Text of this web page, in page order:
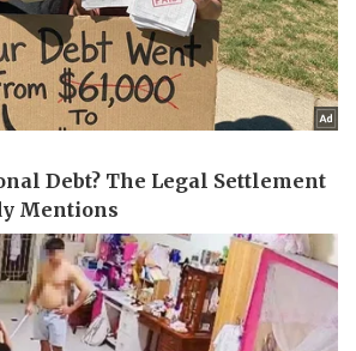
Giải trí
Nghệ sĩ
Thời trang
Sao Việt